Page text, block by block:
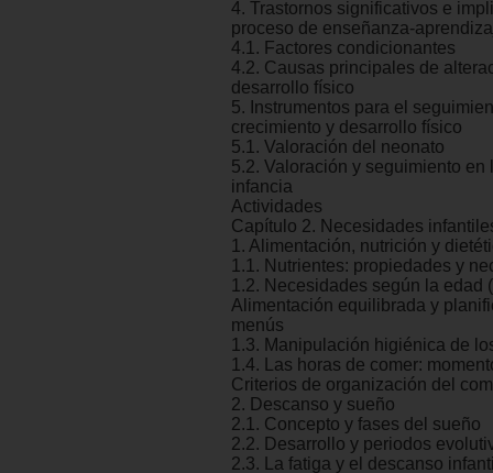
4. Trastornos significativos e
proceso de enseñanza-
4.1. Factores condicionantes
4.2. Causas principales de
desarrollo físico
5. Instrumentos para el
crecimiento y desarrollo físico
5.1. Valoración del neonato
5.2. Valoración y seguimiento en
infancia
Actividades
Capítulo 2. Necesidades
1. Alimentación, nutrición y
1.1. Nutrientes: propiedades y
1.2. Necesidades según la edad
Alimentación equilibrada y
menús
1.3. Manipulación higiénica de
1.4. Las horas de comer:
Criterios de organización del
2. Descanso y sueño
2.1. Concepto y fases del sueño
2.2. Desarrollo y periodos
2.3. La fatiga y el descanso